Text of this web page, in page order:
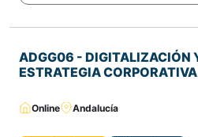
ADGG06 - DIGITALIZACIÓN
ESTRATEGIA CORPORATIVA
Online Andalucía